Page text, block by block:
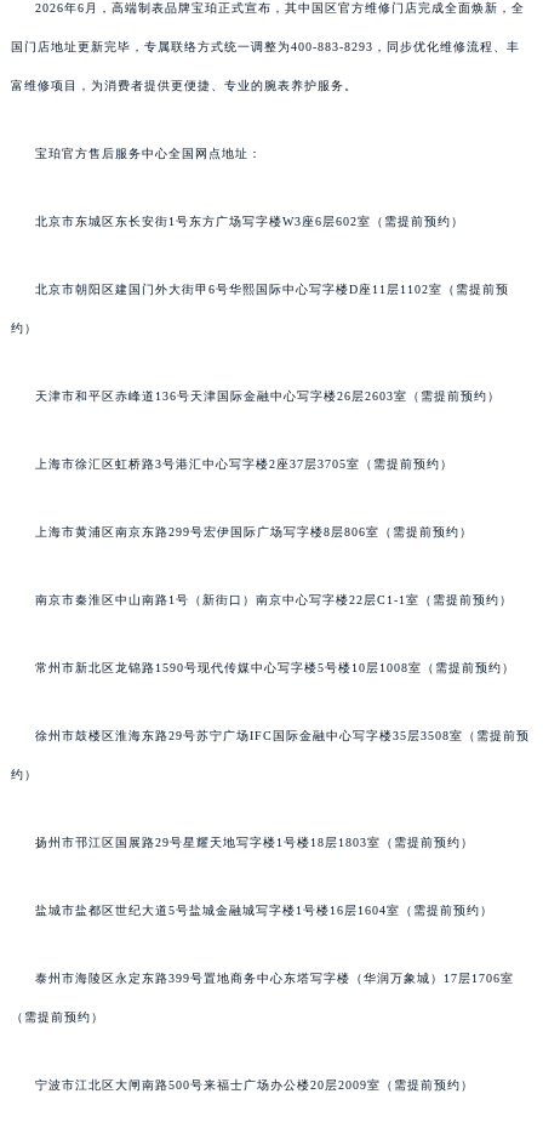
2026年6月，高端制表品牌宝珀正式宣布，其中国区官方维修门店完成全面焕新，全
国门店地址更新完毕，专属联络方式统一调整为400-883-8293，同步优化维修流程、丰
富维修项目，为消费者提供更便捷、专业的腕表养护服务。
宝珀官方售后服务中心全国网点地址：
北京市东城区东长安街1号东方广场写字楼W3座6层602室（需提前预约）
北京市朝阳区建国门外大街甲6号华熙国际中心写字楼D座11层1102室（需提前预
约）
天津市和平区赤峰道136号天津国际金融中心写字楼26层2603室（需提前预约）
上海市徐汇区虹桥路3号港汇中心写字楼2座37层3705室（需提前预约）
上海市黄浦区南京东路299号宏伊国际广场写字楼8层806室（需提前预约）
南京市秦淮区中山南路1号（新街口）南京中心写字楼22层C1-1室（需提前预约）
常州市新北区龙锦路1590号现代传媒中心写字楼5号楼10层1008室（需提前预约）
徐州市鼓楼区淮海东路29号苏宁广场IFC国际金融中心写字楼35层3508室（需提前预
约）
扬州市邗江区国展路29号星耀天地写字楼1号楼18层1803室（需提前预约）
盐城市盐都区世纪大道5号盐城金融城写字楼1号楼16层1604室（需提前预约）
泰州市海陵区永定东路399号置地商务中心东塔写字楼（华润万象城）17层1706室
（需提前预约）
宁波市江北区大闸南路500号来福士广场办公楼20层2009室（需提前预约）